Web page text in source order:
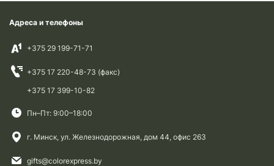
Адреса и телефоны
+375 29 199-71-71
+375 17 220-48-73 (факс)
+375 17 399-10-82
Пн–Пт: 9:00–18:00
г. Минск, ул. Железнодорожная, дом 44, офис 263
gifts@colorexpress.by